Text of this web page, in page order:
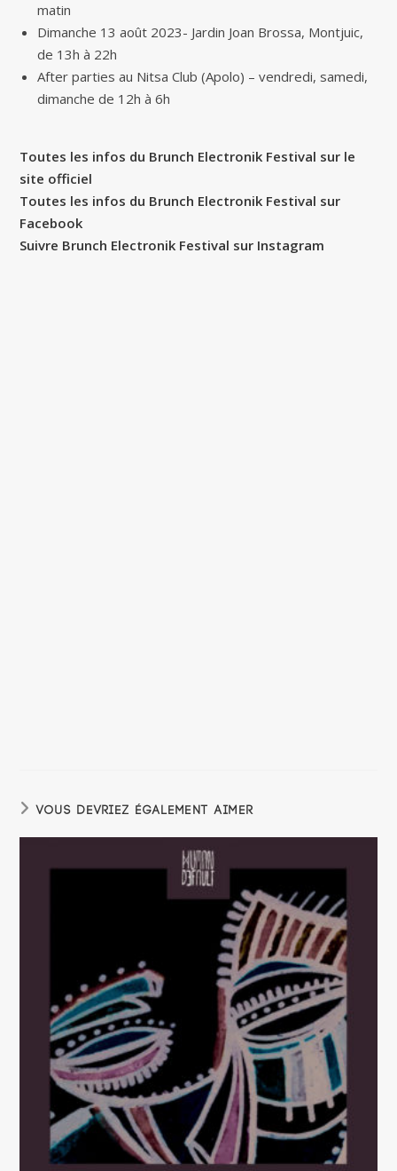
matin
Dimanche 13 août 2023- Jardin Joan Brossa, Montjuic,
de 13h à 22h
After parties au Nitsa Club (Apolo) – vendredi, samedi,
dimanche de 12h à 6h
Toutes les infos du Brunch Electronik Festival sur le
site officiel
Toutes les infos du Brunch Electronik Festival sur
Facebook
Suivre Brunch Electronik Festival sur Instagram
VOUS DEVRIEZ ÉGALEMENT AIMER